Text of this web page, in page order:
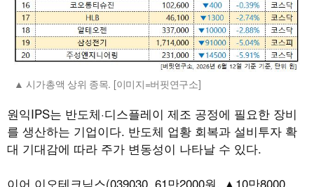
시가총액 상위 종목. [이미지=버핏연구소]
원익IPS는 반도체·디스플레이 제조 공정에 필요한 장비
를 생산하는 기업이다. 반도체 업황 회복과 설비투자 확
대 기대감에 따라 주가 변동성이 나타날 수 있다.
이어 이오테크닉스(039030, 61만2000원, ▲10만8000,